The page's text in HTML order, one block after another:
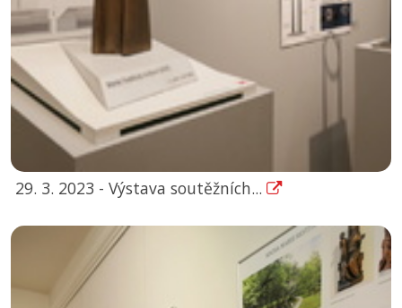
29. 3. 2023 - Výstava soutěžních...